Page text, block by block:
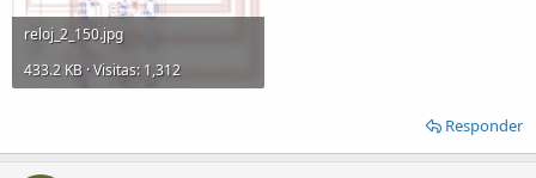
reloj_2_150.jpg
433.2 KB · Visitas: 1,312
Responder